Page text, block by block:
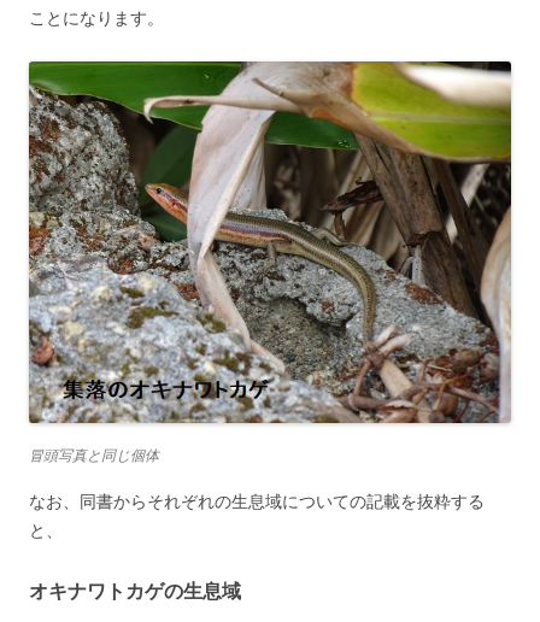
ことになります。
冒頭写真と同じ個体
なお、同書からそれぞれの生息域についての記載を抜粋する
と、
オキナワトカゲの生息域